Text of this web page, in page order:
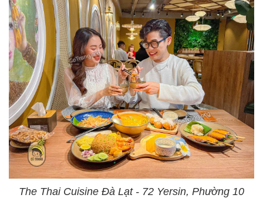
The Thai Cuisine Đà Lạt - 72 Yersin, Phường 10